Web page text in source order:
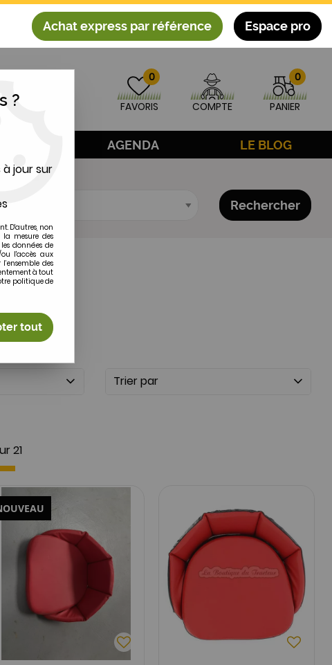
Achat express par référence Espace pro
0
FAVORIS COMPTE
0
PANIER
AGENDA LE BLOG
Rechercher
Trier par
21
?
jour sur
D'autres, non
mesure des
données de
l'accès aux
des
à tout
politique de
tout